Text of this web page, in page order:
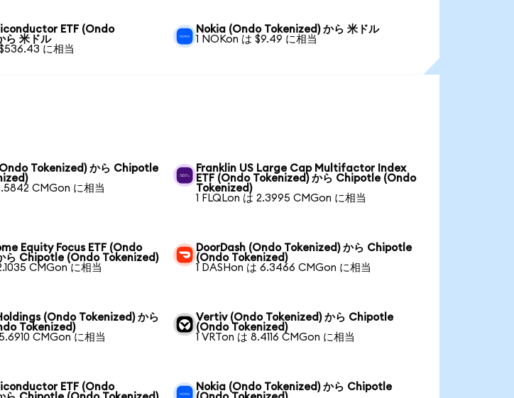
ETF (Ondo
ら 米ドル
に相当
Nokia (Ondo Tokenized) から 米ドル
1 NOKon は $9.49 に相当
Tokenized) から Chipotle
CMGon に相当
Franklin US Large Cap Multifactor Index
ETF (Ondo Tokenized) から Chipotle (Ondo
Tokenized)
1 FLQLon は 2.3995 CMGon に相当
Equity Focus ETF (Ondo
ら Chipotle (Ondo Tokenized)
CMGon に相当
DoorDash (Ondo Tokenized) から Chipotle
(Ondo Tokenized)
1 DASHon は 6.3466 CMGon に相当
(Ondo Tokenized) から
Tokenized)
CMGon に相当
Vertiv (Ondo Tokenized) から Chipotle
(Ondo Tokenized)
1 VRTon は 8.4116 CMGon に相当
ETF (Ondo
Nokia (Ondo Tokenized) から Chipotle